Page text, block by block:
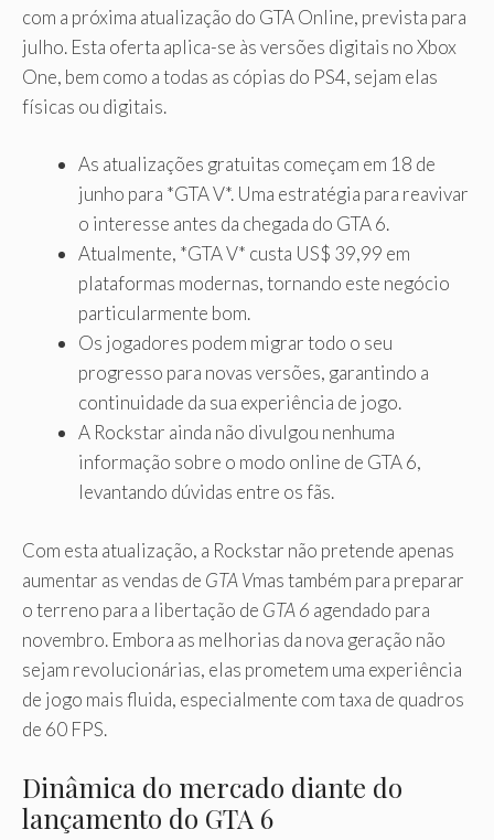
com a próxima atualização do GTA Online, prevista para
julho. Esta oferta aplica-se às versões digitais no Xbox
One, bem como a todas as cópias do PS4, sejam elas
físicas ou digitais.
As atualizações gratuitas começam em 18 de
junho para *GTA V*. Uma estratégia para reavivar
o interesse antes da chegada do GTA 6.
Atualmente, *GTA V* custa US$ 39,99 em
plataformas modernas, tornando este negócio
particularmente bom.
Os jogadores podem migrar todo o seu
progresso para novas versões, garantindo a
continuidade da sua experiência de jogo.
A Rockstar ainda não divulgou nenhuma
informação sobre o modo online de GTA 6,
levantando dúvidas entre os fãs.
Com esta atualização, a Rockstar não pretende apenas
aumentar as vendas de GTA Vmas também para preparar
o terreno para a libertação de GTA 6 agendado para
novembro. Embora as melhorias da nova geração não
sejam revolucionárias, elas prometem uma experiência
de jogo mais fluida, especialmente com taxa de quadros
de 60 FPS.
Dinâmica do mercado diante do
lançamento do GTA 6